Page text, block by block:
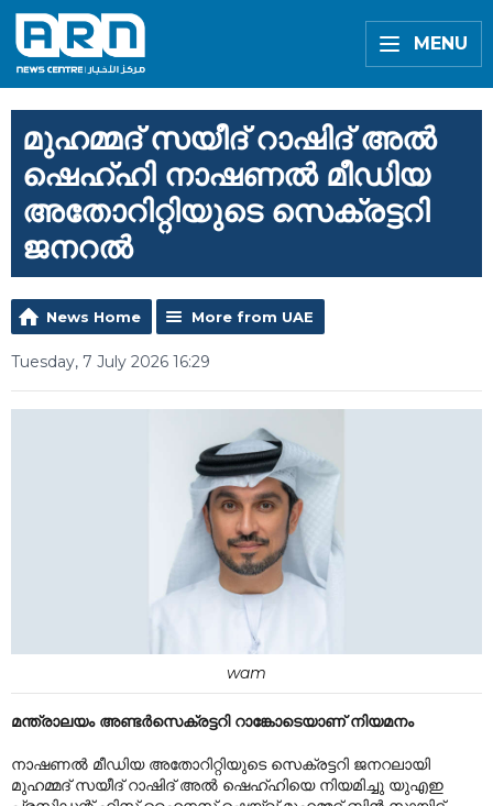
MENU
മുഹമ്മദ് സയീദ് റാഷിദ് അൽ
ഷെഹ്ഹി നാഷണൽ മീഡിയ
അതോറിറ്റിയുടെ സെക്രട്ടറി
ജനറൽ
News Home More from UAE
Tuesday, 7 July 2026 16:29
wam
മന്ത്രാലയം അണ്ടർസെക്രട്ടറി റാങ്കോടെയാണ് നിയമനം
നാഷണൽ മീഡിയ അതോറിറ്റിയുടെ സെക്രട്ടറി ജനറലായി
മുഹമ്മദ് സയീദ് റാഷിദ് അൽ ഷെഹ്ഹിയെ നിയമിച്ചു യുഎഇ